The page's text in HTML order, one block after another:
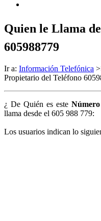
Quien le Llama
605988779
Ir a: Información Telefónica
Propietario del Teléfono
¿ De Quién es este
llama desde el 605 988 779:
Los usuarios indican lo